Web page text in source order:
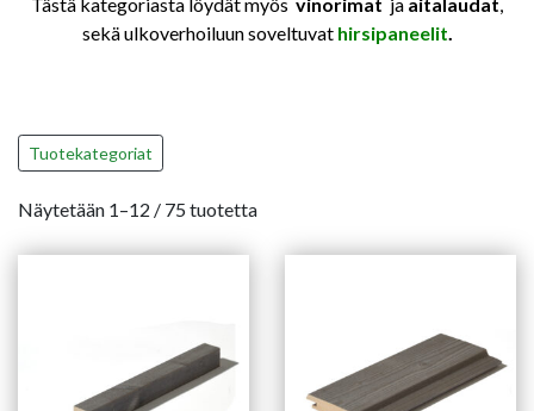
sekä ulkoverhoiluun soveltuvat hirsipaneelit.
Tuotekategoriat
Näytetään 1–12 / 75 tuotetta